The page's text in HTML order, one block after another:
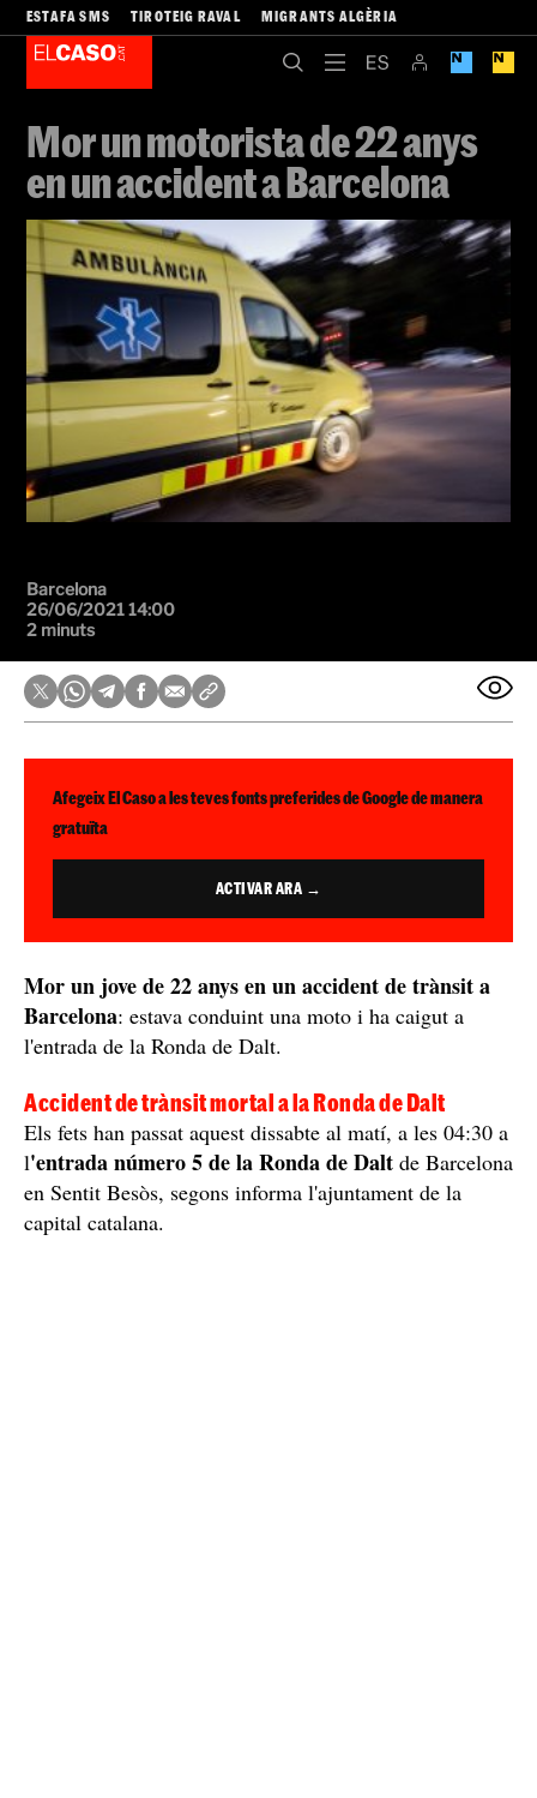
ESTAFA SMS TIROTEIG RAVAL MIGRANTS ALGÈRIA
Mor un motorista de 22 anys
en un accident a Barcelona
Barcelona
26/06/2021 14:00
2 minuts
Afegeix El Caso a les teves fonts preferides de Google de manera
gratuïta
ACTIVAR ARA →
Mor un jove de 22 anys en un accident de trànsit a
Barcelona: estava conduint una moto i ha caigut a
l'entrada de la Ronda de Dalt.
Accident de trànsit mortal a la Ronda de Dalt
Els fets han passat aquest dissabte al matí, a les 04:30 a
l'entrada número 5 de la Ronda de Dalt de Barcelona
en Sentit Besòs, segons informa l'ajuntament de la
capital catalana.